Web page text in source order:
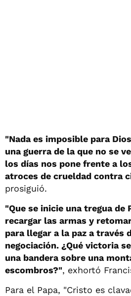
"Nada es imposible para
una guerra de la que no se
los días nos pone frente a
atroces de crueldad contra
prosiguió.
"Que se inicie una tregua de
recargar las armas y
para llegar a la paz a través
negociación. ¿Qué victoria
una bandera sobre una
escombros?", exhortó
Para el Papa, "Cristo es